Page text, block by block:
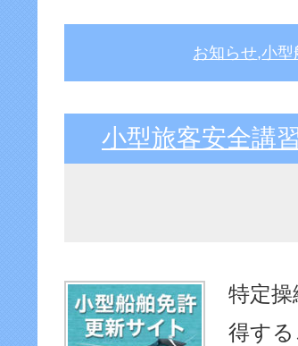
お知らせ,小型
小型旅客安全講
特定
得す